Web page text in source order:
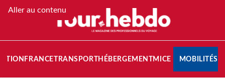
Aller au contenu
FRANCETRANSPORT HÉBERGEMENTMICE MOBILITÉS